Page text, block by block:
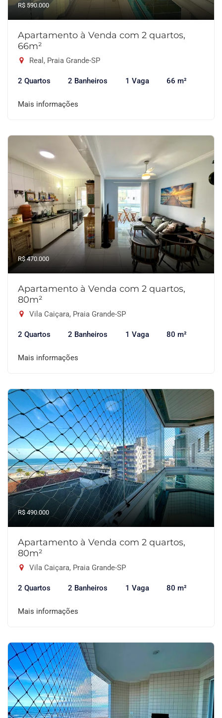
R$ 590.000
Apartamento à Venda com 2 quartos,
66m²
Real, Praia Grande-SP
2 Quartos 2 Banheiros 1 Vaga 66 m²
Mais informações
R$ 470.000
Apartamento à Venda com 2 quartos,
80m²
Vila Caiçara, Praia Grande-SP
2 Quartos 2 Banheiros 1 Vaga 80 m²
Mais informações
R$ 490.000
Apartamento à Venda com 2 quartos,
80m²
Vila Caiçara, Praia Grande-SP
2 Quartos 2 Banheiros 1 Vaga 80 m²
Mais informações